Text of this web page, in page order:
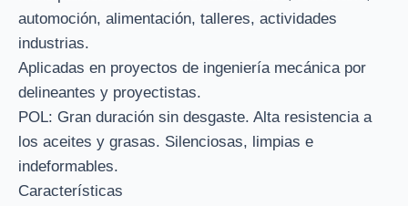
automoción, alimentación, talleres, actividades
industrias.
Aplicadas en proyectos de ingeniería mecánica por
delineantes y proyectistas.
POL: Gran duración sin desgaste. Alta resistencia a
los aceites y grasas. Silenciosas, limpias e
indeformables.
Características